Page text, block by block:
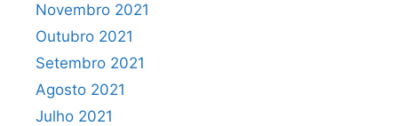
Novembro 2021
Outubro 2021
Setembro 2021
Agosto 2021
Julho 2021